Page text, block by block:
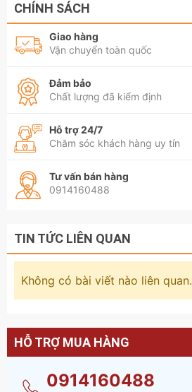
CHÍNH SÁCH
Giao hàng
Vận chuyển toàn quốc
Đảm bảo
Chất lượng đã kiểm định
Hỗ trợ 24/7
Chăm sóc khách hàng uy tín
Tư vấn bán hàng
0914160488
TIN TỨC LIÊN QUAN
Không có bài viết nào liên quan.
HỖ TRỢ MUA HÀNG
0914160488